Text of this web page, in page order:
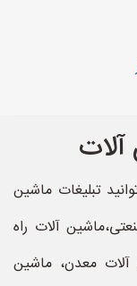
تبلیغات ماشین
آلات راه
آلات معدن، ماشین